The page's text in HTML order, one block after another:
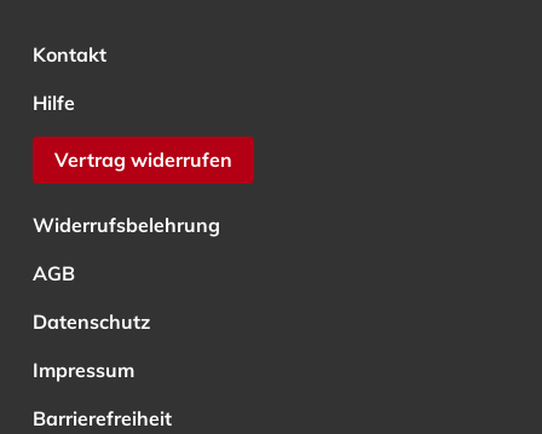
Kontakt
Hilfe
Vertrag widerrufen
Widerrufsbelehrung
AGB
Datenschutz
Impressum
Barrierefreiheit